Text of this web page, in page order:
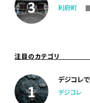
利府町
注目のカテゴリ
デジコレ
デジコレ